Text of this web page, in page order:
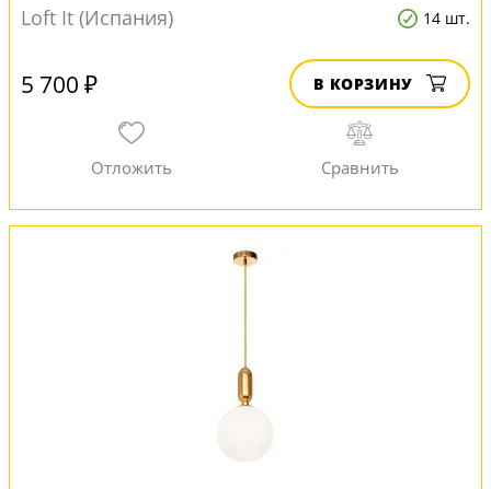
Loft It (Испания) 14 шт.
5 700 ₽ В КОРЗИНУ